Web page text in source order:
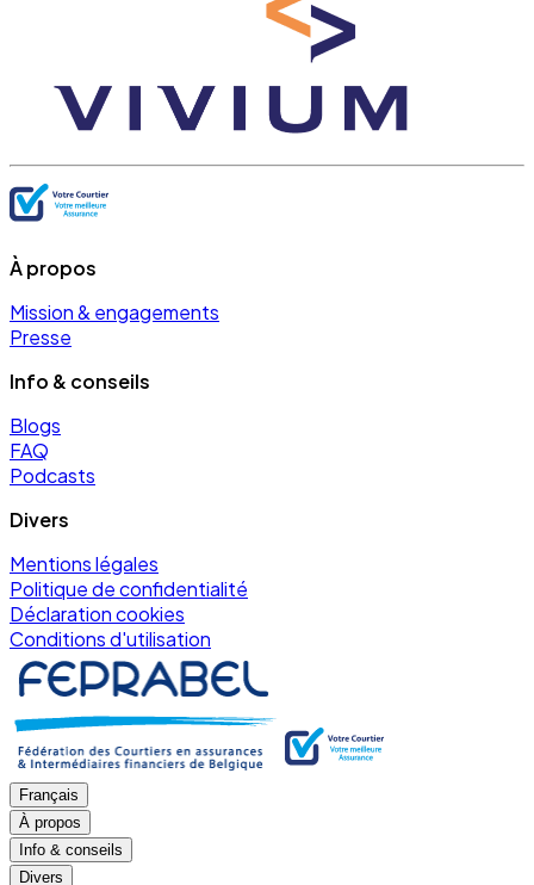
À propos
Mission & engagements
Presse
Info & conseils
Blogs
FAQ
Podcasts
Divers
Mentions légales
Politique de confidentialité
Déclaration cookies
Conditions d'utilisation
Français
À propos
Info & conseils
Divers